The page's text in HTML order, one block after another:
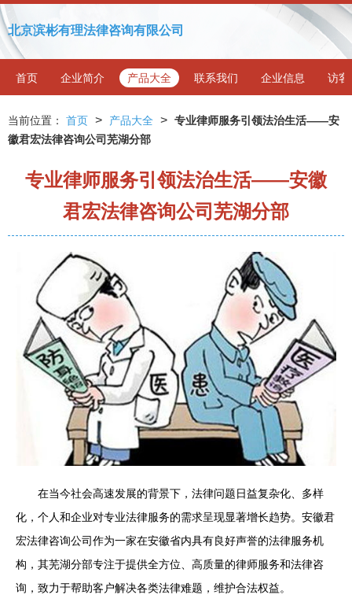
北京滨彬有理法律咨询有限公司
首页 企业简介 产品大全 联系我们 企业信息 访客
当前位置： 首页 > 产品大全 > 专业律师服务引领法治生活——安
徽君宏法律咨询公司芜湖分部
专业律师服务引领法治生活——安徽
君宏法律咨询公司芜湖分部
在当今社会高速发展的背景下，法律问题日益复杂化、多样
化，个人和企业对专业法律服务的需求呈现显著增长趋势。安徽君
宏法律咨询公司作为一家在安徽省内具有良好声誉的法律服务机
构，其芜湖分部专注于提供全方位、高质量的律师服务和法律咨
询，致力于帮助客户解决各类法律难题，维护合法权益。